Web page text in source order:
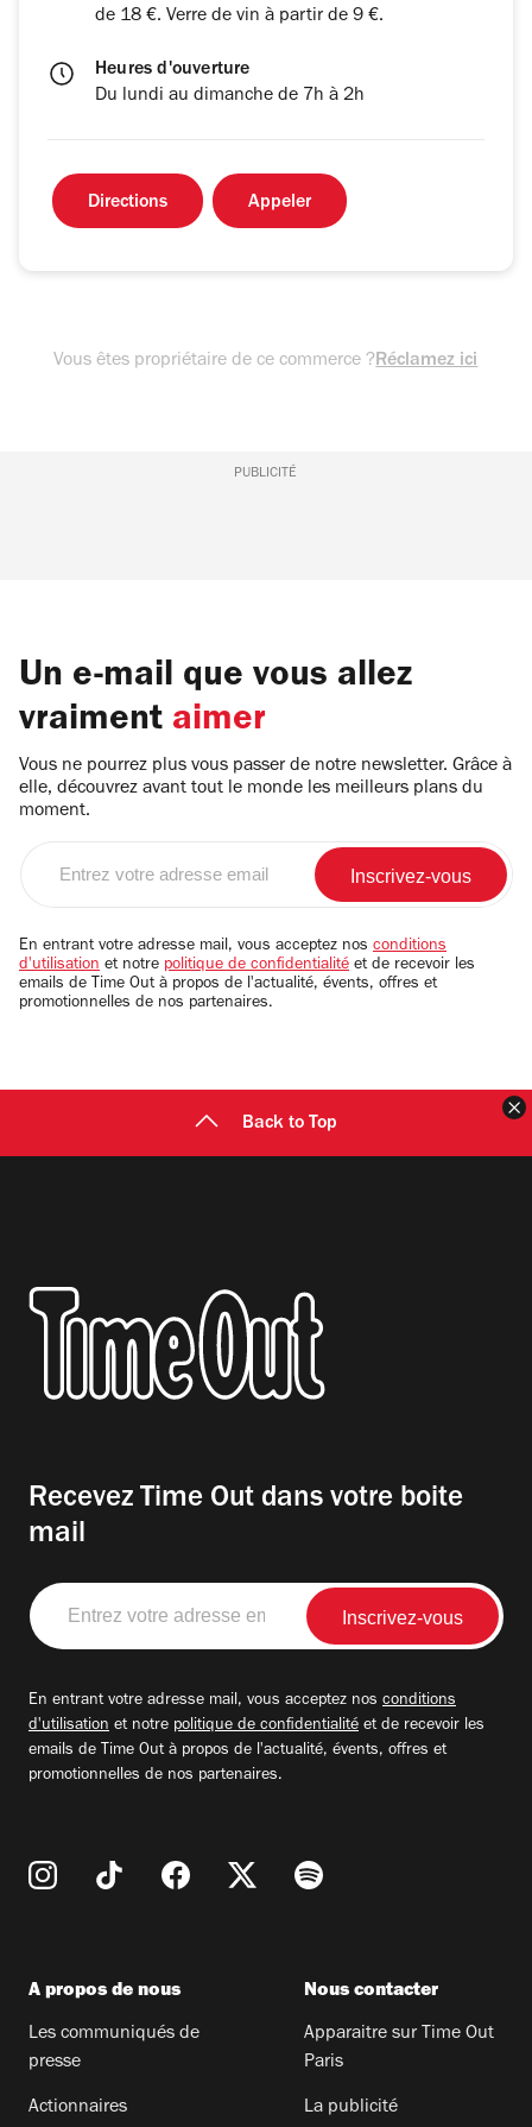
de 18 €. Verre de vin à partir de 9 €.
Heures d'ouverture
Du lundi au dimanche de 7h à 2h
Directions Appeler
Vous êtes propriétaire de ce commerce ?Réclamez ici
PUBLICITÉ
Un e-mail que vous allez
vraiment aimer
Vous ne pourrez plus vous passer de notre newsletter. Grâce à
elle, découvrez avant tout le monde les meilleurs plans du
moment.
email
En entrant votre adresse mail, vous acceptez nos conditions
d'utilisation et notre politique de confidentialité et de recevoir les
emails de Time Out à propos de l'actualité, évents, offres et
promotionnelles de nos partenaires.
Back to Top
Recevez Time Out dans votre boite
mail
Entrez
votre
adresse
En entrant votre adresse mail, vous acceptez nos conditions
d'utilisation et notre politique de confidentialité et de recevoir les
emails de Time Out à propos de l'actualité, évents, offres et
promotionnelles de nos partenaires.
A propos de nous
Les communiqués de
presse
Actionnaires
Nous contacter
Apparaitre sur Time Out
Paris
La publicité